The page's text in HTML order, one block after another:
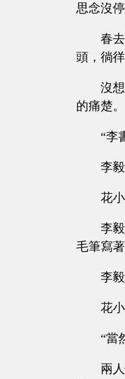
思念沒停
春
頭，徜
沒
的痛楚。
“李
李
花
李
毛筆寫
李
花
“當
兩